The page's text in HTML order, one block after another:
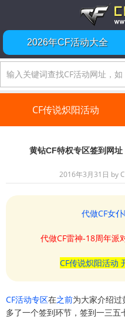
2026年CF活动大全
CF传说炽阳活动
黄钻CF特权专区签到网
2016年3月31日 by
代做CF女
代做CF雷神-18周年派
CF传说炽阳活动
CF活动专区在之前为大家介绍过
多了一个签到环节，签到一三五